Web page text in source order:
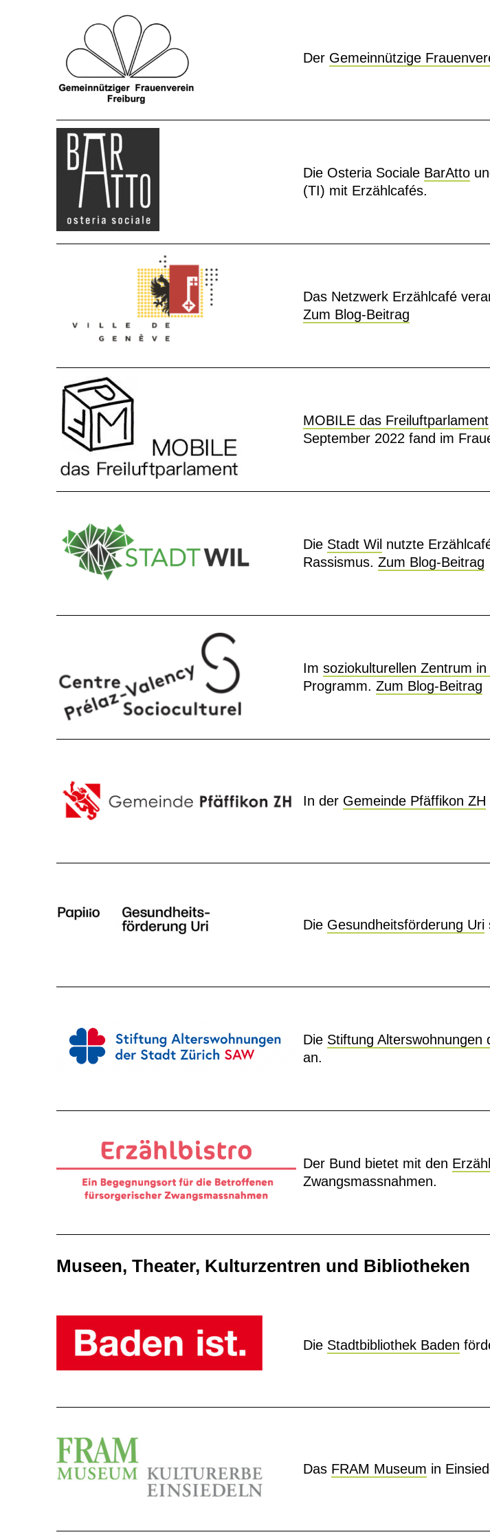
Der Gemeinnützige
Die Osteria Sociale BarAtto
(TI) mit Erzählcafés.
Das Netzwerk Erzählcafé
Zum Blog-Beitrag
MOBILE das Freiluftparlament
September 2022 fand im
Die Stadt Wil nutzte
Rassismus. Zum Blog-Beitrag
Im soziokulturellen Zentrum
Programm. Zum Blog-Beitrag
In der Gemeinde Pfäffikon ZH
Die Gesundheitsförderung Uri
Die Stiftung Alterswohnungen
an.
Der Bund bietet mit den
Zwangsmassnahmen.
Museen, Theater, Kulturzentren und Bibliotheken
Die Stadtbibliothek Baden
Das FRAM Museum in